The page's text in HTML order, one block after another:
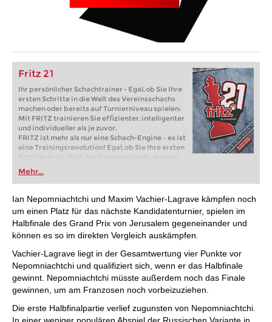
Fritz 21
Ihr persönlicher Schachtrainer - Egal, ob Sie Ihre
ersten Schritte in die Welt des Vereinsschachs
machen oder bereits auf Turnierniveau spielen:
Mit FRITZ trainieren Sie effizienter, intelligenter
und individueller als je zuvor.
FRITZ ist mehr als nur eine Schach-Engine – es ist
eine Trainingsrevolution! Egal, ob Sie Ihre ersten
Schritte in die Welt des Vereinsschachs machen
oder bereits auf Turnierniveau spielen: Mit
FRITZ trainieren Sie effizienter, intelligenter und
individueller als je zuvor.
Mehr...
Ian Nepomniachtchi und Maxim Vachier-Lagrave kämpfen noch
um einen Platz für das nächste Kandidatenturnier, spielen im
Halbfinale des Grand Prix von Jerusalem gegeneinander und
können es so im direkten Vergleich auskämpfen.
Vachier-Lagrave liegt in der Gesamtwertung vier Punkte vor
Nepomniachtchi und qualifiziert sich, wenn er das Halbfinale
gewinnt. Nepomniachtchi müsste außerdem noch das Finale
gewinnen, um am Franzosen noch vorbeizuziehen.
Die erste Halbfinalpartie verlief zugunsten von Nepomniachtchi.